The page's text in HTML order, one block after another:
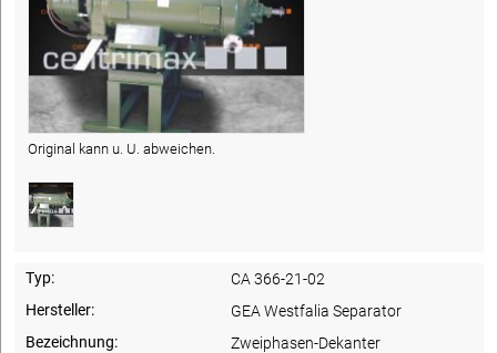
Original kann u. U. abweichen.
Typ:
CA 366-21-02
Hersteller:
GEA Westfalia Separator
Bezeichnung:
Zweiphasen-Dekanter